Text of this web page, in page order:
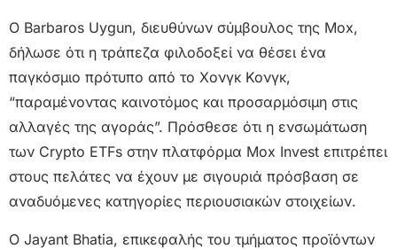
Ο Barbaros Uygun, διευθύνων σύμβουλος της Mox,
δήλωσε ότι η τράπεζα φιλοδοξεί να θέσει ένα
παγκόσμιο πρότυπο από το Χονγκ Κονγκ,
“παραμένοντας καινοτόμος και προσαρμόσιμη στις
αλλαγές της αγοράς”. Πρόσθεσε ότι η ενσωμάτωση
των Crypto ETFs στην πλατφόρμα Mox Invest επιτρέπει
στους πελάτες να έχουν με σιγουριά πρόσβαση σε
αναδυόμενες κατηγορίες περιουσιακών στοιχείων.
Ο Jayant Bhatia, επικεφαλής του τμήματος προϊόντων